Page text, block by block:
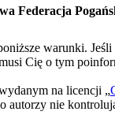
Federacja
warunki.
Cię o tym
na licencji „
autorzy nie